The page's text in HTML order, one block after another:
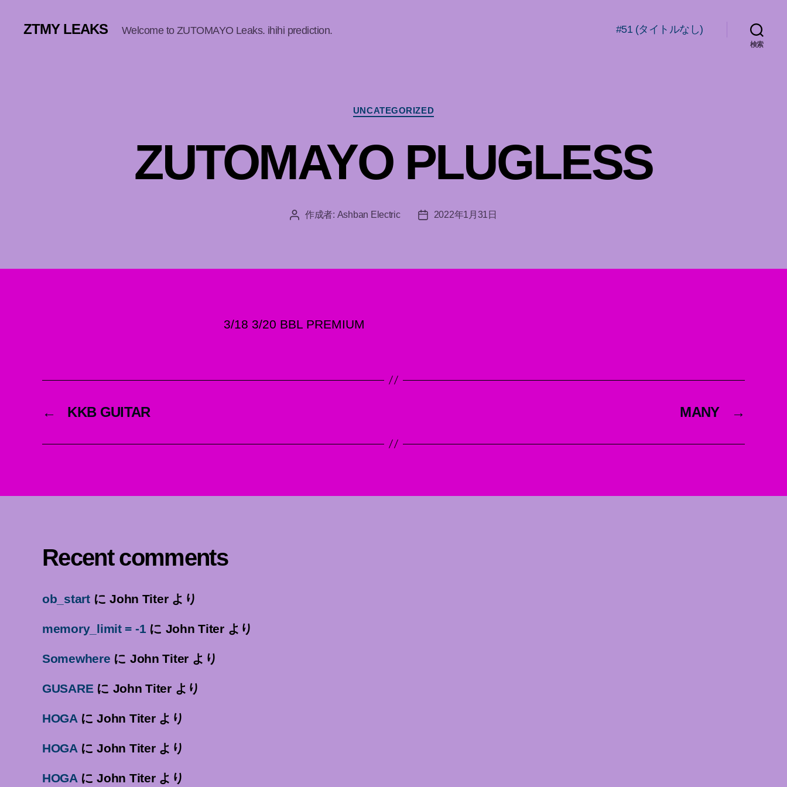
ZTMY LEAKS Welcome to ZUTOMAYO Leaks. ihihi prediction. #51 (タイトルなし)
検索
カ
テ
ー
UNCATEGORIZED
ZUTOMAYO PLUGLESS
投 作成者: Ashban Electric
投
2022年1月31日
3/18 3/20 BBL PREMIUM
← KKB GUITAR →
MANY
Recent comments
ob_startにJohn Titerより
memory_limit = -1 に John Titerより
Somewhere に John Titer より
GUSARE に John Titerより
HOGAにJohn Titerより
HOGAにJohn Titerより
HOGAにJohn Titerより